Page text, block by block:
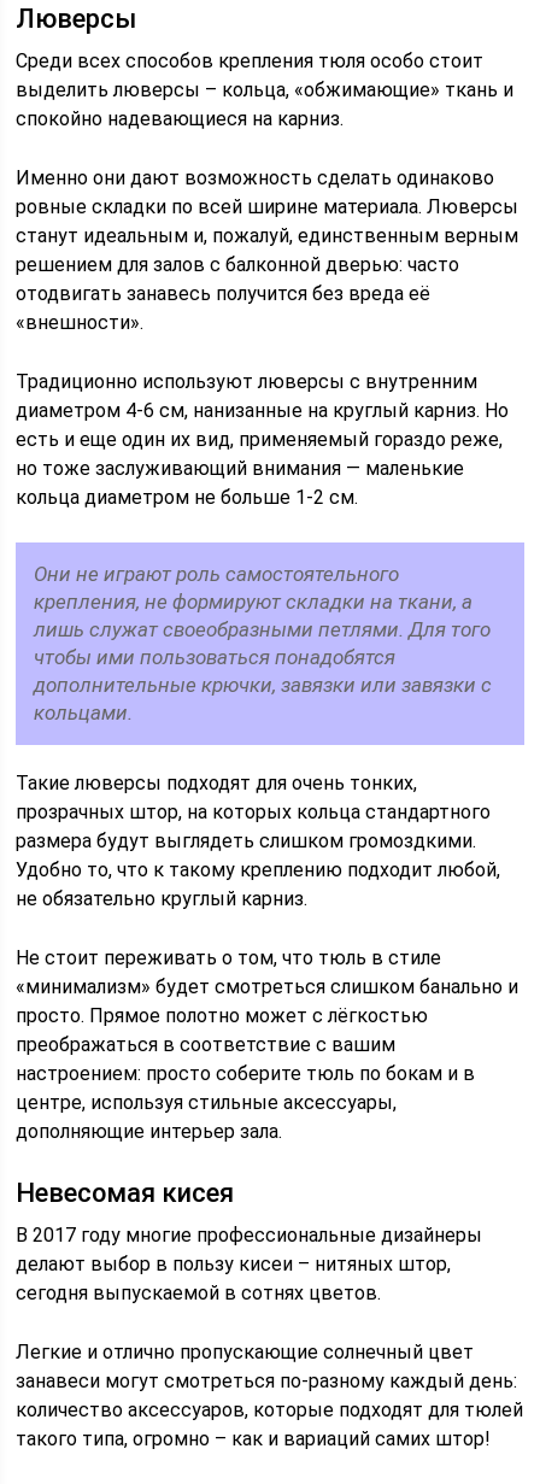
Люверсы
Среди всех способов крепления тюля особо стоит
выделить люверсы – кольца, «обжимающие» ткань и
спокойно надевающиеся на карниз.
Именно они дают возможность сделать одинаково
ровные складки по всей ширине материала. Люверсы
станут идеальным и, пожалуй, единственным верным
решением для залов с балконной дверью: часто
отодвигать занавесь получится без вреда её
«внешности».
Традиционно используют люверсы с внутренним
диаметром 4-6 см, нанизанные на круглый карниз. Но
есть и еще один их вид, применяемый гораздо реже,
но тоже заслуживающий внимания ― маленькие
кольца диаметром не больше 1-2 см.
Они не играют роль самостоятельного
крепления, не формируют складки на ткани, а
лишь служат своеобразными петлями. Для того
чтобы ими пользоваться понадобятся
дополнительные крючки, завязки или завязки с
кольцами.
Такие люверсы подходят для очень тонких,
прозрачных штор, на которых кольца стандартного
размера будут выглядеть слишком громоздкими.
Удобно то, что к такому креплению подходит любой,
не обязательно круглый карниз.
Не стоит переживать о том, что тюль в стиле
«минимализм» будет смотреться слишком банально и
просто. Прямое полотно может с лёгкостью
преображаться в соответствие с вашим
настроением: просто соберите тюль по бокам и в
центре, используя стильные аксессуары,
дополняющие интерьер зала.
Невесомая кисея
В 2017 году многие профессиональные дизайнеры
делают выбор в пользу кисеи – нитяных штор,
сегодня выпускаемой в сотнях цветов.
Легкие и отлично пропускающие солнечный цвет
занавеси могут смотреться по-разному каждый день:
количество аксессуаров, которые подходят для тюлей
такого типа, огромно – как и вариаций самих штор!